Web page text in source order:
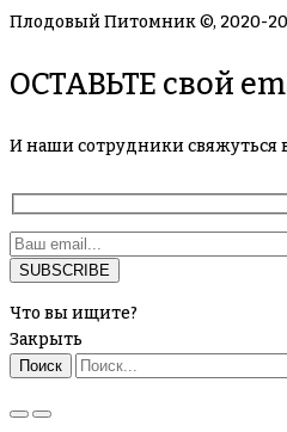
Плодовый Питомник ©, 2020-
ОСТАВЬТЕ свой
И наши сотрудники свяжуться
Что вы ищите?
Закрыть
Поиск